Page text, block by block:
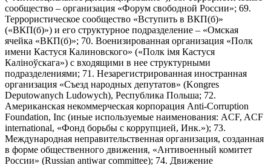
сообщество – организация «Форум свободной России»; 69.
Террористическое сообщество «Вступить в ВКП(б)»
(«ВКП(б)») и его структурное подразделение – «Омская
ячейка «ВКП(б)»; 70. Военизированная организация «Полк
имени Кастуся Калиновского» («Полк iмя Кастуся
Калiноўскага») с входящими в нее структурными
подразделениями; 71. Незарегистрированная иностранная
организация «Съезд народных депутатов» (Kongres
Deputowanych Ludowych), Республика Польша; 72.
Американская некоммерческая корпорация Anti-Corruption
Foundation, Inc (иные используемые наименования: ACF, ACF
international, «Фонд борьбы с коррупцией, Инк.»); 73.
Международная неправительственная организация, созданная
в форме общественного движения, «Антивоенный комитет
России» (Russian antiwar committee); 74. Движение